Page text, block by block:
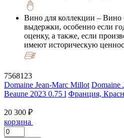
Вино для коллекции – Вино
выдержки, особенно если
оценку, а также, если
имеют историческую
7568123
Domaine Jean-Marc Millot Domaine
Beaune 2023 0.75 l Франция,
20 300 ₽
корзина